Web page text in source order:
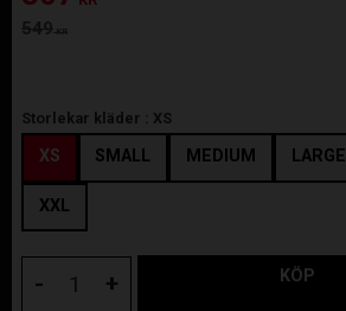
Ordinarie pris:
549KR
Storlekar kläder : XS
XS SMALL MEDIUM LARGE
XXL
+
- KÖP